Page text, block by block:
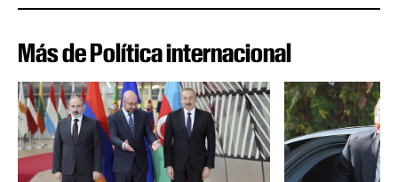
Más de Política internacional